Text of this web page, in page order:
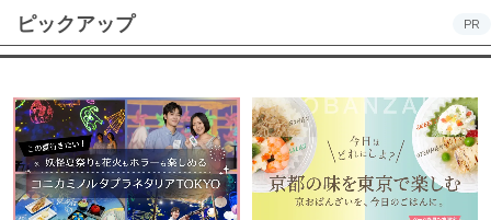
ピックアップ PR